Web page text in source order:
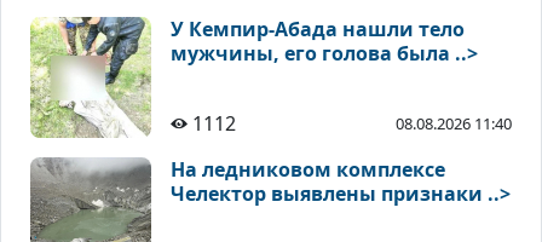
У Кемпир-Абада нашли тело
мужчины, его голова была ..>
1112 08.08.2026 11:40
На ледниковом комплексе
Челектор выявлены признаки ..>